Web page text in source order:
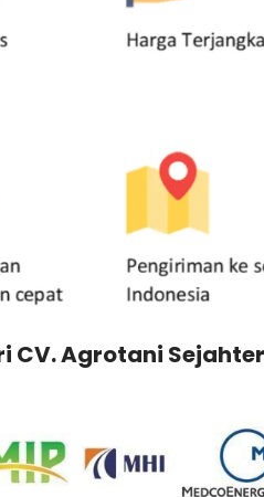
CV. Agrotani